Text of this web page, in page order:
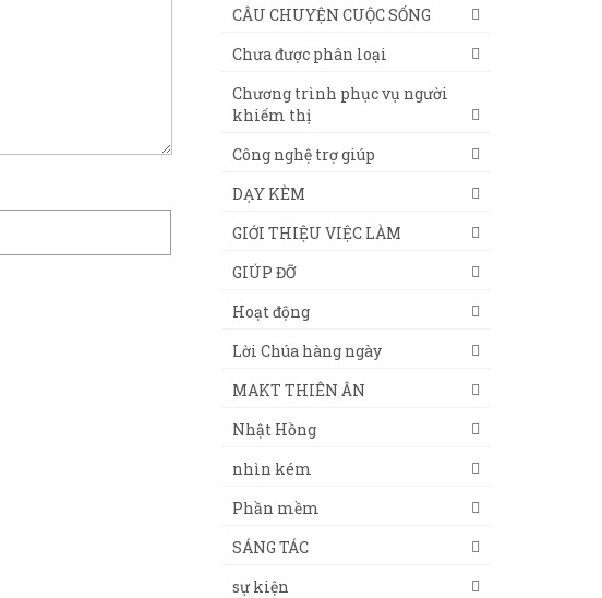
CÂU CHUYỆN CUỘC SỐNG
Chưa được phân loại
Chương trình phục vụ người
khiếm thị
Công nghệ trợ giúp
DẠY KÈM
GIỚI THIỆU VIỆC LÀM
GIÚP ĐỠ
Hoạt động
Lời Chúa hàng ngày
MAKT THIÊN ÂN
Nhật Hồng
nhìn kém
Phần mềm
SÁNG TÁC
sự kiện